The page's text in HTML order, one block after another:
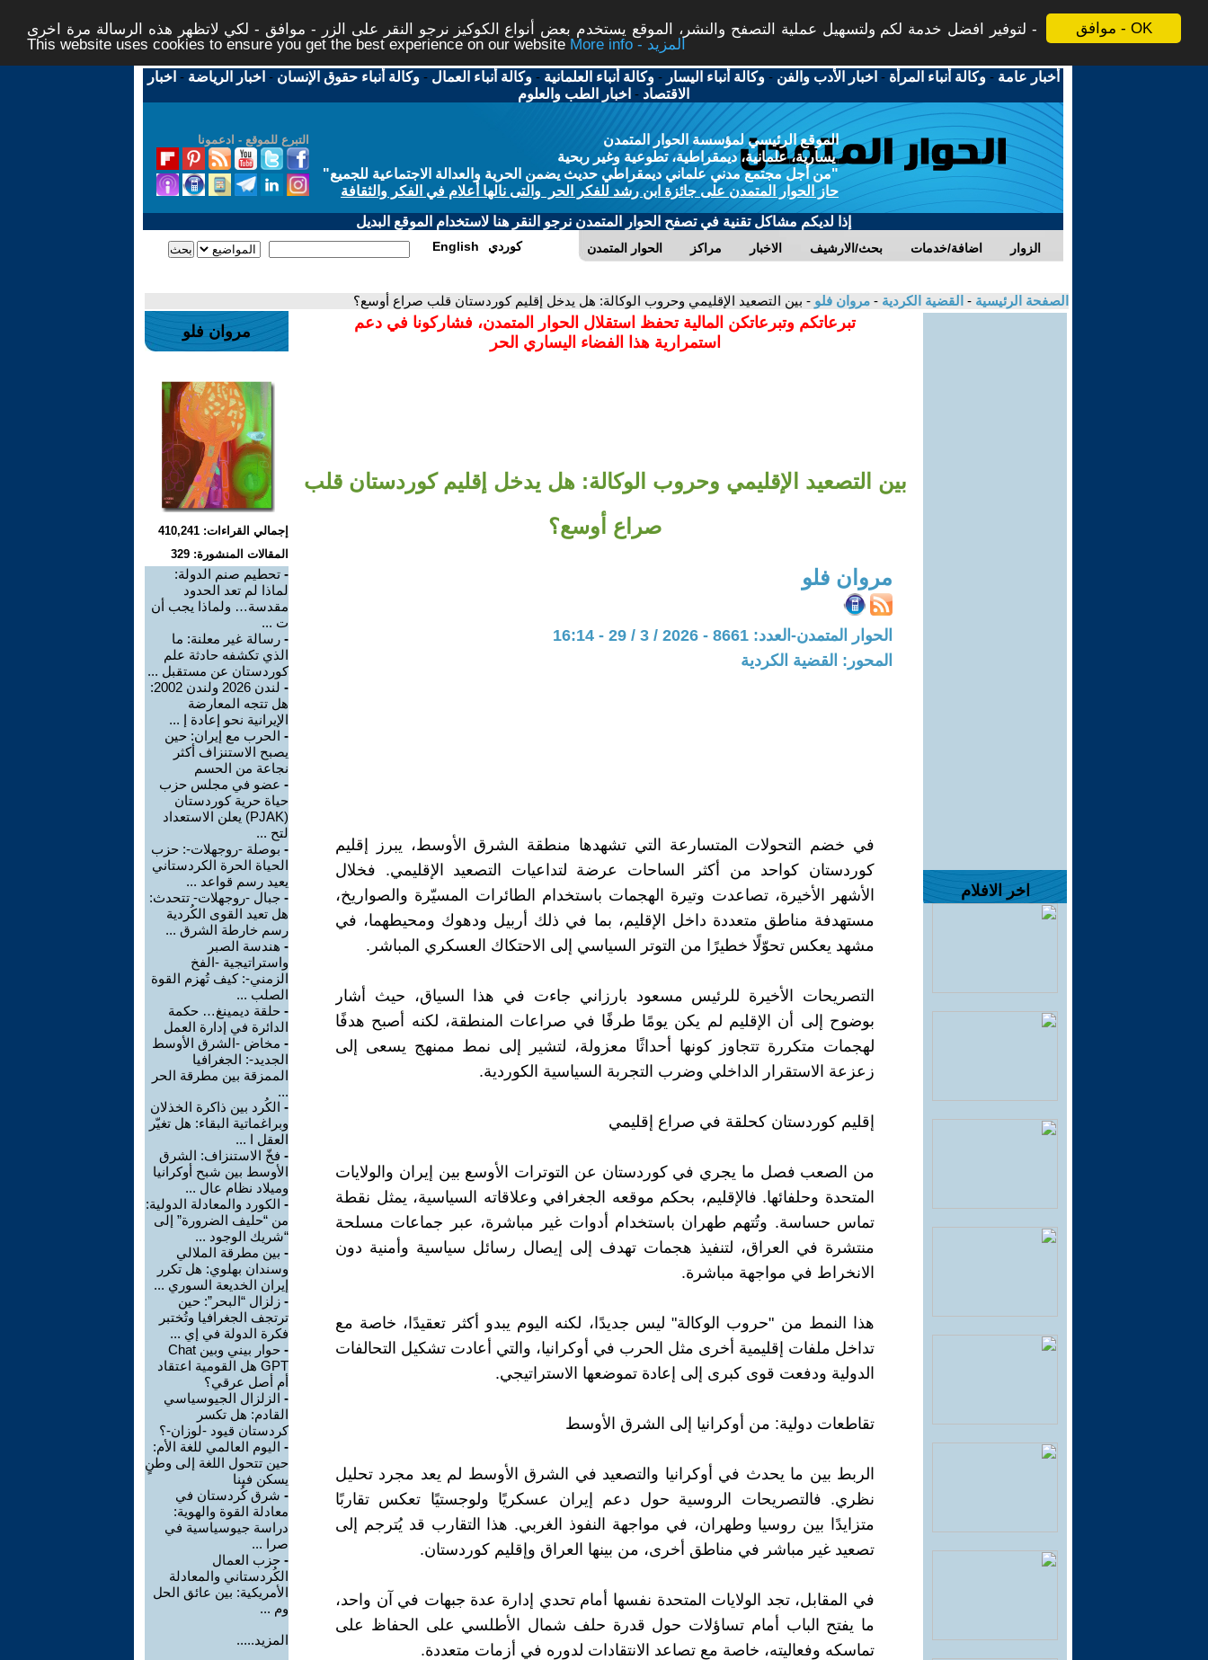
موافق - OK
لتوفير افضل خدمة لكم ولتسهيل عملية التصفح والنشر، الموقع يستخدم بعض أنواع الكوكيز نرجو النقر على الزر - موافق - لكي لاتظهر هذه الرسالة مرة اخرى -
This website uses cookies to ensure you get the best experience on our website
More info - المزيد
أخبار عامة -وكالة أنباء المرأة - اخبار الأدب والفن -وكالة أنباء اليسار -وكالة أنباء العلمانية -وكالة أنباء العمال -وكالة أنباء حقوق الإنسان - اخبار الرياضة - اخبار
الاقتصاد - اخبار الطب والعلوم
التبرع للموقع - ادعمونا
الموقع الرئيسي لمؤسسة الحوار المتمدن
يسارية، علمانية، ديمقراطية، تطوعية وغير ربحية
"من أجل مجتمع مدني علماني ديمقراطي حديث يضمن الحرية والعدالة الاجتماعية للجميع"
حاز الحوار المتمدن على جائزة ابن رشد للفكر الحر والتى نالها أعلام في الفكر والثقافة
إذا لديكم مشاكل تقنية في تصفح الحوار المتمدن نرجو النقر هنا لاستخدام الموقع البديل
الحوار المتمدن مراكز الاخبار بحث/الارشيف اضافة/خدمات الزوار English كوردي
الصفحة الرئيسية - القضية الكردية - مروان فلو - بين التصعيد الإقليمي وحروب الوكالة: هل يدخل إقليم كوردستان قلب صراع أوسع؟
اخر الافلام
تبرعاتكم وتبرعاتكن المالية تحفظ استقلال الحوار المتمدن، فشاركونا في دعم
استمرارية هذا الفضاء اليساري الحر
بين التصعيد الإقليمي وحروب الوكالة: هل يدخل إقليم كوردستان قلب
صراع أوسع؟
مروان فلو
الحوار المتمدن-العدد: 8661 - 2026 / 3 / 29 - 16:14
المحور: القضية الكردية
في خضم التحولات المتسارعة التي تشهدها منطقة الشرق الأوسط، يبرز إقليم
كوردستان كواحد من أكثر الساحات عرضة لتداعيات التصعيد الإقليمي. فخلال
الأشهر الأخيرة، تصاعدت وتيرة الهجمات باستخدام الطائرات المسيّرة والصواريخ،
مستهدفة مناطق متعددة داخل الإقليم، بما في ذلك أربيل ودهوك ومحيطهما، في
مشهد يعكس تحوّلًا خطيرًا من التوتر السياسي إلى الاحتكاك العسكري المباشر.
التصريحات الأخيرة للرئيس مسعود بارزاني جاءت في هذا السياق، حيث أشار
بوضوح إلى أن الإقليم لم يكن يومًا طرفًا في صراعات المنطقة، لكنه أصبح هدفًا
لهجمات متكررة تتجاوز كونها أحداثًا معزولة، لتشير إلى نمط ممنهج يسعى إلى
زعزعة الاستقرار الداخلي وضرب التجربة السياسية الكوردية.
إقليم كوردستان كحلقة في صراع إقليمي
من الصعب فصل ما يجري في كوردستان عن التوترات الأوسع بين إيران والولايات
المتحدة وحلفائها. فالإقليم، بحكم موقعه الجغرافي وعلاقاته السياسية، يمثل نقطة
تماس حساسة. وتُتهم طهران باستخدام أدوات غير مباشرة، عبر جماعات مسلحة
منتشرة في العراق، لتنفيذ هجمات تهدف إلى إيصال رسائل سياسية وأمنية دون
الانخراط في مواجهة مباشرة.
هذا النمط من "حروب الوكالة" ليس جديدًا، لكنه اليوم يبدو أكثر تعقيدًا، خاصة مع
تداخل ملفات إقليمية أخرى مثل الحرب في أوكرانيا، والتي أعادت تشكيل التحالفات
الدولية ودفعت قوى كبرى إلى إعادة تموضعها الاستراتيجي.
تقاطعات دولية: من أوكرانيا إلى الشرق الأوسط
الربط بين ما يحدث في أوكرانيا والتصعيد في الشرق الأوسط لم يعد مجرد تحليل
نظري. فالتصريحات الروسية حول دعم إيران عسكريًا ولوجستيًا تعكس تقاربًا
متزايدًا بين روسيا وطهران، في مواجهة النفوذ الغربي. هذا التقارب قد يُترجم إلى
تصعيد غير مباشر في مناطق أخرى، من بينها العراق وإقليم كوردستان.
في المقابل، تجد الولايات المتحدة نفسها أمام تحدي إدارة عدة جبهات في آن واحد،
ما يفتح الباب أمام تساؤلات حول قدرة حلف شمال الأطلسي على الحفاظ على
تماسكه وفعاليته، خاصة مع تصاعد الانتقادات لدوره في أزمات متعددة.
مروان فلو
إجمالي القراءات: 410,241
المقالات المنشورة: 329
- تحطيم صنم الدولة:
لماذا لم تعد الحدود
مقدسة… ولماذا يجب أن
ت ...
- رسالة غير معلنة: ما
الذي تكشفه حادثة علم
كوردستان عن مستقبل ...
-
لندن 2026 ولندن 2002:
هل تتجه المعارضة
الإيرانية نحو إعادة إ ...
- الحرب مع إيران: حين
يصبح الاستنزاف أكثر
نجاعة من الحسم
- عضو في مجلس حزب
حياة حرية كوردستان
(PJAK) يعلن الاستعداد
لتح ...
- بوصلة -روجهلات-: حزب
الحياة الحرة الكردستاني
يعيد رسم قواعد ...
- جبال -روجهلات- تتحدث:
هل تعيد القوى الكُردية
رسم خارطة الشرق ...
- هندسة الصبر
واستراتيجية -الفخ
الزمني-: كيف تُهزم القوة
الصلب ...
- حلقة ديمينغ… حكمة
الدائرة في إدارة العمل
- مخاض -الشرق الأوسط
الجديد-: الجغرافيا
الممزقة بين مطرقة الحر
...
- الكُرد بين ذاكرة الخذلان
وبراغماتية البقاء: هل تغيّر
العقل ا ...
- فخّ الاستنزاف: الشرق
الأوسط بين شبح أوكرانيا
وميلاد نظام عال ...
- الكورد والمعادلة الدولية:
من “حليف الضرورة” إلى
“شريك الوجود ...
- بين مطرقة الملالي
وسندان بهلوي: هل تكرر
إيران الخديعة السوري ...
- زلزال “البحر”: حين
ترتجف الجغرافيا وتُختبر
فكرة الدولة في إي ...
-
حوار بيني وبين Chat
GPT هل القومية اعتقاد
أم أصل عرقي؟
- الزلزال الجيوسياسي
القادم: هل تكسر
كردستان قيود -لوزان-؟
- اليوم العالمي للغة الأم:
حين تتحول اللغة إلى وطنٍ
يسكن فينا
- شرق كُردستان في
معادلة القوة والهوية:
دراسة جيوسياسية في
صرا ...
- حزب العمال
الكُردستاني والمعادلة
الأمريكية: بين عائق الحل
وم ...
المزيد.....